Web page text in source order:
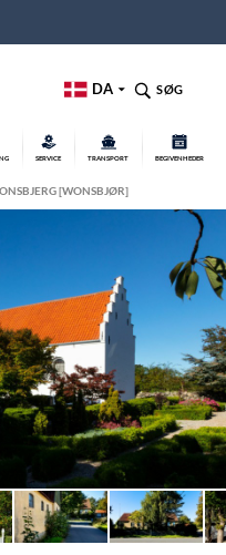
DA SØG
SERVICE TRANSPORT BEGIVENHEDER
ONSBJERG [WONSBJØR]